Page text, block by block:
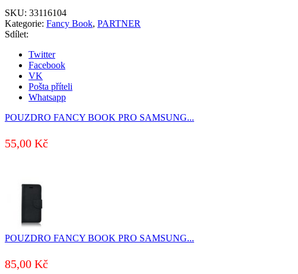
SKU: 33116104
Kategorie: Fancy Book, PARTNER
Sdílet:
Twitter
Facebook
VK
Pošta příteli
Whatsapp
POUZDRO FANCY BOOK PRO SAMSUNG...
55,00 Kč
POUZDRO FANCY BOOK PRO SAMSUNG...
85,00 Kč